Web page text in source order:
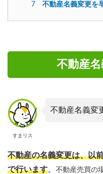
7 不動産名義変更を
不動産
すまリス
不動産名義変
不動産の名義変更は、以
で行います。 不動産売買の